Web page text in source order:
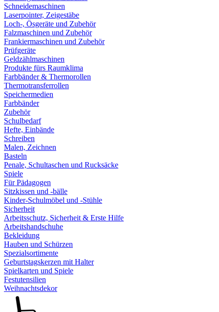
Schneidemaschinen
Laserpointer, Zeigestäbe
Loch-, Ösgeräte und Zubehör
Falzmaschinen und Zubehör
Frankiermaschinen und Zubehör
Prüfgeräte
Geldzählmaschinen
Produkte fürs Raumklima
Farbbänder & Thermorollen
Thermotransferrollen
Speichermedien
Farbbänder
Zubehör
Schulbedarf
Hefte, Einbände
Schreiben
Malen, Zeichnen
Basteln
Penale, Schultaschen und Rucksäcke
Spiele
Für Pädagogen
Sitzkissen und -bälle
Kinder-Schulmöbel und -Stühle
Sicherheit
Arbeitsschutz, Sicherheit & Erste Hilfe
Arbeitshandschuhe
Bekleidung
Hauben und Schürzen
Spezialsortimente
Geburtstagskerzen mit Halter
Spielkarten und Spiele
Festutensilien
Weihnachtsdekor